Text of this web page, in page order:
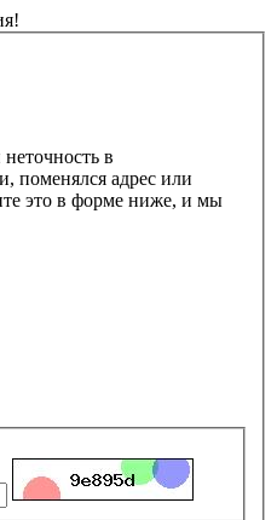
в
поменялся адрес или
это в форме ниже, и мы